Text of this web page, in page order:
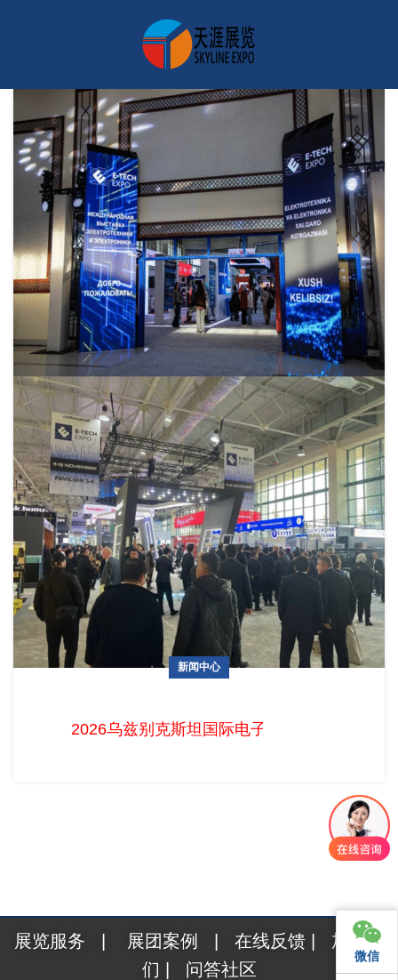
新闻中心
2026乌兹别克斯坦国际电子展火热招展中！
微信
微信
展览服务 展团案例 在线反馈| 加入我
们
问答社区